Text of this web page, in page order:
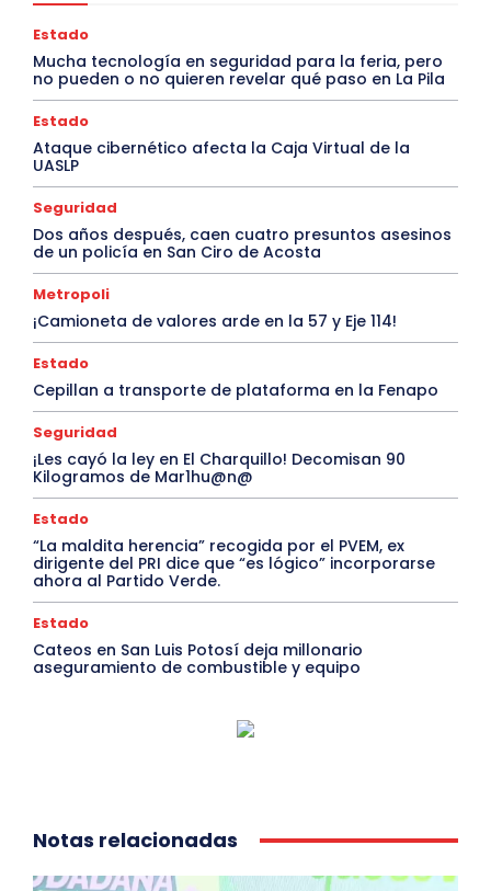
Estado
Mucha tecnología en seguridad para la feria, pero
no pueden o no quieren revelar qué paso en La Pila
Estado
Ataque cibernético afecta la Caja Virtual de la
UASLP
Seguridad
Dos años después, caen cuatro presuntos asesinos
de un policía en San Ciro de Acosta
Metropoli
¡Camioneta de valores arde en la 57 y Eje 114!
Estado
Cepillan a transporte de plataforma en la Fenapo
Seguridad
¡Les cayó la ley en El Charquillo! Decomisan 90
Kilogramos de Mar1hu@n@
Estado
“La maldita herencia” recogida por el PVEM, ex
dirigente del PRI dice que “es lógico” incorporarse
ahora al Partido Verde.
Estado
Cateos en San Luis Potosí deja millonario
aseguramiento de combustible y equipo
Notas relacionadas